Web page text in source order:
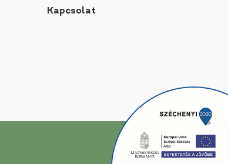
Kapcsolat